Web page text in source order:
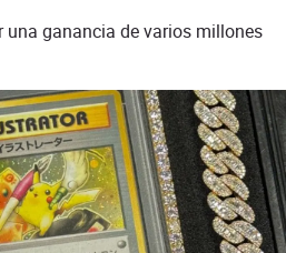
una ganancia de varios millones